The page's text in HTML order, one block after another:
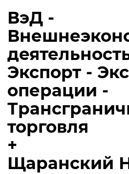
ВэД -
Экспорт -
операции -
торговля
+
Щаранский